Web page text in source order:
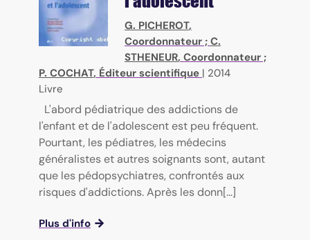
G. PICHEROT,
Coordonnateur ; C.
STHENEUR, Coordonnateur ;
P. COCHAT, Éditeur scientifique | 2014
Livre
L'abord pédiatrique des addictions de
l'enfant et de l'adolescent est peu fréquent.
Pourtant, les pédiatres, les médecins
généralistes et autres soignants sont, autant
que les pédopsychiatres, confrontés aux
risques d'addictions. Après les donn[...]
Plus d'info